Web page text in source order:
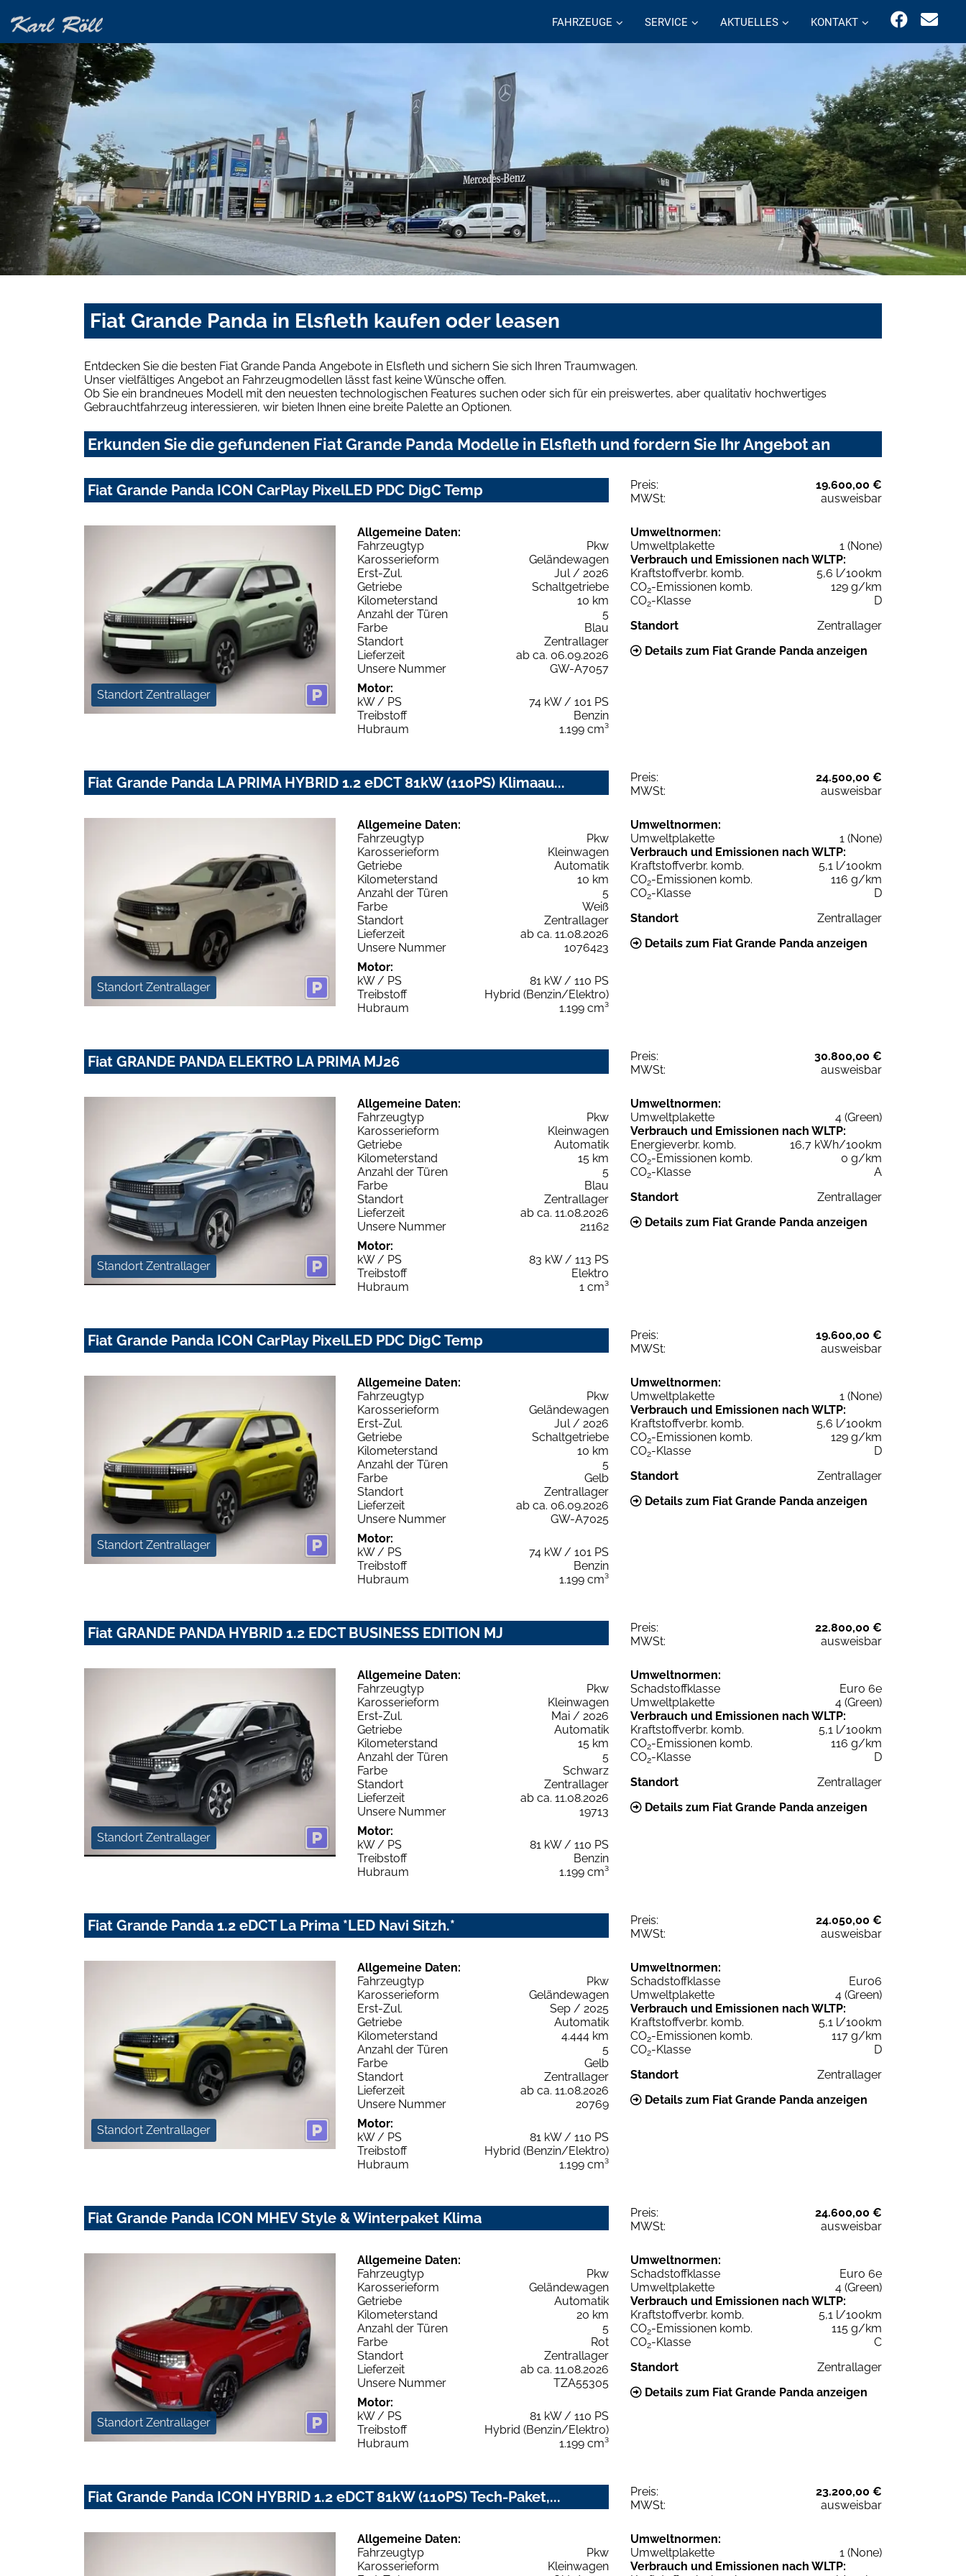
FAHRZEUGE SERVICE AKTUELLES KONTAKT
Fiat Grande Panda in Elsfleth kaufen oder leasen
Entdecken Sie die besten Fiat Grande Panda Angebote in Elsfleth und sichern Sie sich Ihren Traumwagen.
Unser vielfältiges Angebot an Fahrzeugmodellen lässt fast keine Wünsche offen.
Ob Sie ein brandneues Modell mit den neuesten technologischen Features suchen oder sich für ein preiswertes, aber qualitativ hochwertiges
Gebrauchtfahrzeug interessieren, wir bieten Ihnen eine breite Palette an Optionen.
Erkunden Sie die gefundenen Fiat Grande Panda Modelle in Elsfleth und fordern Sie Ihr Angebot an
Fiat Grande Panda ICON CarPlay PixelLED PDC DigC Temp Preis:
19.600,00 €
MWSt:
ausweisbar
Standort Zentrallager
Allgemeine Daten:
Fahrzeugtyp
Pkw
Karosserieform
Geländewagen
Erst-Zul.
Jul / 2026
Getriebe
Schaltgetriebe
Kilometerstand
10 km
Anzahl der Türen
5
Farbe
Blau
Standort
Zentrallager
Lieferzeit
ab ca. 06.09.2026
Unsere Nummer
GW-A7057
Motor:
kW / PS
74 kW / 101 PS
Treibstoff
Benzin
Hubraum
1.199 cm³
Umweltnormen:
Umweltplakette
1 (None)
Verbrauch und Emissionen nach WLTP:
Kraftstoffverbr. komb.
5,6 l/100km
CO2-Emissionen komb.
129 g/km
CO2-Klasse
D
Standort
Zentrallager
Details zum Fiat Grande Panda anzeigen
Fiat Grande Panda LA PRIMA HYBRID 1.2 eDCT 81kW (110PS) Klimaau... Preis:
24.500,00 €
MWSt:
ausweisbar
Standort Zentrallager
Allgemeine Daten:
Fahrzeugtyp
Pkw
Karosserieform
Kleinwagen
Getriebe
Automatik
Kilometerstand
10 km
Anzahl der Türen
5
Farbe
Weiß
Standort
Zentrallager
Lieferzeit
ab ca. 11.08.2026
Unsere Nummer
1076423
Motor:
kW / PS
81 kW / 110 PS
Treibstoff
Hybrid (Benzin/Elektro)
Hubraum
1.199 cm³
Umweltnormen:
Umweltplakette
1 (None)
Verbrauch und Emissionen nach WLTP:
Kraftstoffverbr. komb.
5,1 l/100km
CO2-Emissionen komb.
116 g/km
CO2-Klasse
D
Standort
Zentrallager
Details zum Fiat Grande Panda anzeigen
Fiat GRANDE PANDA ELEKTRO LA PRIMA MJ26 Preis:
30.800,00 €
MWSt:
ausweisbar
Standort Zentrallager
Allgemeine Daten:
Fahrzeugtyp
Pkw
Karosserieform
Kleinwagen
Getriebe
Automatik
Kilometerstand
15 km
Anzahl der Türen
5
Farbe
Blau
Standort
Zentrallager
Lieferzeit
ab ca. 11.08.2026
Unsere Nummer
21162
Motor:
kW / PS
83 kW / 113 PS
Treibstoff
Elektro
Hubraum
1 cm³
Umweltnormen:
Umweltplakette
4 (Green)
Verbrauch und Emissionen nach WLTP:
Energieverbr. komb.
16,7 kWh/100km
CO2-Emissionen komb.
0 g/km
CO2-Klasse
A
Standort
Zentrallager
Details zum Fiat Grande Panda anzeigen
Fiat Grande Panda ICON CarPlay PixelLED PDC DigC Temp Preis:
19.600,00 €
MWSt:
ausweisbar
Standort Zentrallager
Allgemeine Daten:
Fahrzeugtyp
Pkw
Karosserieform
Geländewagen
Erst-Zul.
Jul / 2026
Getriebe
Schaltgetriebe
Kilometerstand
10 km
Anzahl der Türen
5
Farbe
Gelb
Standort
Zentrallager
Lieferzeit
ab ca. 06.09.2026
Unsere Nummer
GW-A7025
Motor:
kW / PS
74 kW / 101 PS
Treibstoff
Benzin
Hubraum
1.199 cm³
Umweltnormen:
Umweltplakette
1 (None)
Verbrauch und Emissionen nach WLTP:
Kraftstoffverbr. komb.
5,6 l/100km
CO2-Emissionen komb.
129 g/km
CO2-Klasse
D
Standort
Zentrallager
Details zum Fiat Grande Panda anzeigen
Fiat GRANDE PANDA HYBRID 1.2 EDCT BUSINESS EDITION MJ Preis:
22.800,00 €
MWSt:
ausweisbar
Standort Zentrallager
Allgemeine Daten:
Fahrzeugtyp
Pkw
Karosserieform
Kleinwagen
Erst-Zul.
Mai / 2026
Getriebe
Automatik
Kilometerstand
15 km
Anzahl der Türen
5
Farbe
Schwarz
Standort
Zentrallager
Lieferzeit
ab ca. 11.08.2026
Unsere Nummer
19713
Motor:
kW / PS
81 kW / 110 PS
Treibstoff
Benzin
Hubraum
1.199 cm³
Umweltnormen:
Schadstoffklasse
Euro 6e
Umweltplakette
4 (Green)
Verbrauch und Emissionen nach WLTP:
Kraftstoffverbr. komb.
5,1 l/100km
CO2-Emissionen komb.
116 g/km
CO2-Klasse
D
Standort
Zentrallager
Details zum Fiat Grande Panda anzeigen
Fiat Grande Panda 1.2 eDCT La Prima *LED Navi Sitzh.* Preis:
24.050,00 €
MWSt:
ausweisbar
Standort Zentrallager
Allgemeine Daten:
Fahrzeugtyp
Pkw
Karosserieform
Geländewagen
Erst-Zul.
Sep / 2025
Getriebe
Automatik
Kilometerstand
4.444 km
Anzahl der Türen
5
Farbe
Gelb
Standort
Zentrallager
Lieferzeit
ab ca. 11.08.2026
Unsere Nummer
20769
Motor:
kW / PS
81 kW / 110 PS
Treibstoff
Hybrid (Benzin/Elektro)
Hubraum
1.199 cm³
Umweltnormen:
Schadstoffklasse
Euro6
Umweltplakette
4 (Green)
Verbrauch und Emissionen nach WLTP:
Kraftstoffverbr. komb.
5,1 l/100km
CO2-Emissionen komb.
117 g/km
CO2-Klasse
D
Standort
Zentrallager
Details zum Fiat Grande Panda anzeigen
Fiat Grande Panda ICON MHEV Style & Winterpaket Klima Preis:
24.600,00 €
MWSt:
ausweisbar
Standort Zentrallager
Allgemeine Daten:
Fahrzeugtyp
Pkw
Karosserieform
Geländewagen
Getriebe
Automatik
Kilometerstand
20 km
Anzahl der Türen
5
Farbe
Rot
Standort
Zentrallager
Lieferzeit
ab ca. 11.08.2026
Unsere Nummer
TZA55305
Motor:
kW / PS
81 kW / 110 PS
Treibstoff
Hybrid (Benzin/Elektro)
Hubraum
1.199 cm³
Umweltnormen:
Schadstoffklasse
Euro 6e
Umweltplakette
4 (Green)
Verbrauch und Emissionen nach WLTP:
Kraftstoffverbr. komb.
5,1 l/100km
CO2-Emissionen komb.
115 g/km
CO2-Klasse
C
Standort
Zentrallager
Details zum Fiat Grande Panda anzeigen
Fiat Grande Panda ICON HYBRID 1.2 eDCT 81kW (110PS) Tech-Paket,... Preis:
23.200,00 €
MWSt:
ausweisbar
Allgemeine Daten:
Fahrzeugtyp
Pkw
Karosserieform
Kleinwagen
Umweltnormen:
Umweltplakette
1 (None)
Verbrauch und Emissionen nach WLTP: